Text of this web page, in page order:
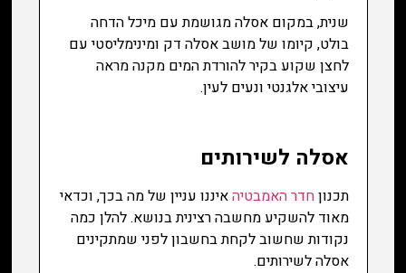
שנית, במקום אסלה מגושמת עם מיכל הדחה
בולט, קיומו של מושב אסלה דק ומינימליסטי עם
לחצן שקוע בקיר להורדת המים מקנה מראה
עיצובי אלגנטי ונעים לעין.
אסלה לשירותים
תכנוןחדר האמבטיהאיננו עניין של מה בכך, וכדאי
מאוד להשקיע מחשבה רצינית בנושא. להלן כמה
נקודות שחשוב לקחת בחשבון לפני שמתקינים
אסלה לשירותים.